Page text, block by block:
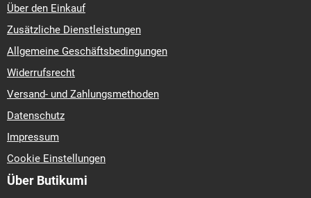
Über den Einkauf
Zusätzliche Dienstleistungen
Allgemeine Geschäftsbedingungen
Widerrufsrecht
Versand- und Zahlungsmethoden
Datenschutz
Impressum
Cookie Einstellungen
Über Butikumi